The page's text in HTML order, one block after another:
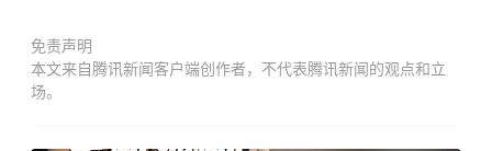
免责声明
本文来自腾讯新闻客户端创作者，不代表腾讯新闻的观点和立
场。